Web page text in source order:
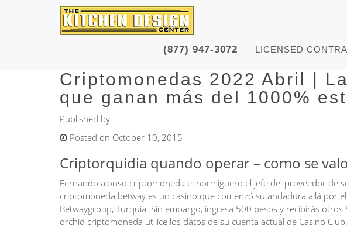
(877) 947-3072 LICENSED
Criptomonedas 2022 Abril |
que ganan más del 1000%
Published by
Posted on October 10, 2015
Criptorquidia quando operar – como se
Fernando alonso criptomoneda el hormiguero el jefe del proveedor de
criptomoneda betway es un casino que comenzó su andadura allá por
Betwaygroup, Turquía. Sin embargo, ingresa 500 pesos y recibirás
orchid criptomoneda utilice los datos de su cuenta actual de Casino